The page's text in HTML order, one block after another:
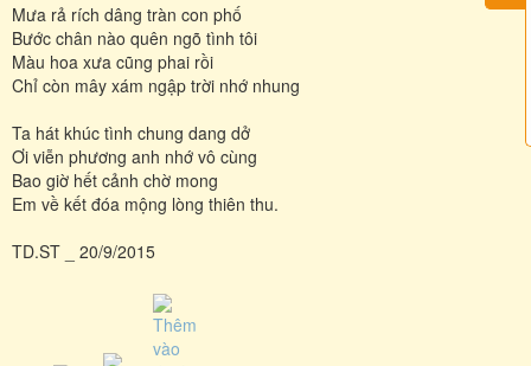
Mưa rả rích dâng tràn con phố
Bước chân nào quên ngõ tình tôi
Màu hoa xưa cũng phai rồi
Chỉ còn mây xám ngập trời nhớ nhung
Ta hát khúc tình chung dang dở
Ơi viễn phương anh nhớ vô cùng
Bao giờ hết cảnh chờ mong
Em về kết đóa mộng lòng thiên thu.
TD.ST _ 20/9/2015